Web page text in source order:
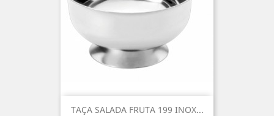
TAÇA SALADA FRUTA 199 INOX...